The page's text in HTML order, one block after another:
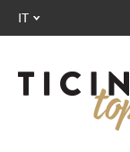
IT